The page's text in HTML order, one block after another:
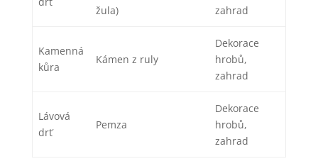
žula)
zahrad
Kamenná
kůra
Kámen z ruly
Dekorace
hrobů,
zahrad
Lávová
drť
Pemza
Dekorace
hrobů,
zahrad